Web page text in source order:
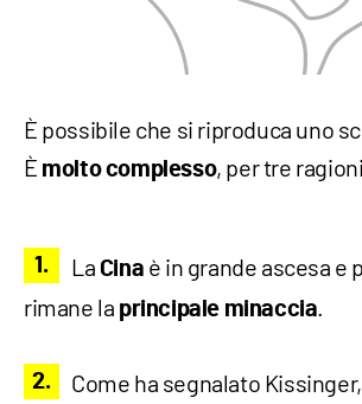
È possibile che si riproduca uno
È molto complesso, per tre
La Cina è in grande ascesa e
rimane la principale minaccia
Come ha segnalato